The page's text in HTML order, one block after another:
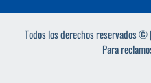
Todos los derechos reservados ©
Para